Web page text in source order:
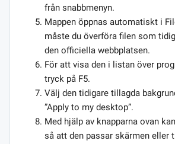
från snabbmenyn.
Mappen öppnas automatiskt i
måste du överföra filen som
den officiella webbplatsen.
För att visa den i listan över
tryck på F5.
Välj den tidigare tillagda
”Apply to my desktop”.
Med hjälp av knapparna ovan
så att den passar skärmen eller